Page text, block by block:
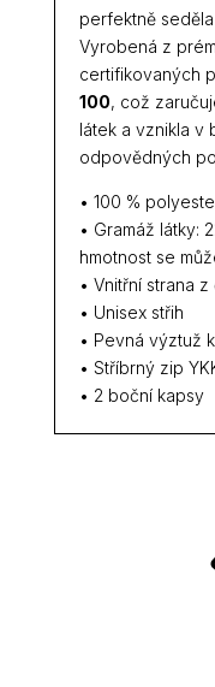
perfektně
Vyrobená z
certifikovaných
100, což
látek a vznikla v
odpovědných
• 100 %
• Gramáž látky:
hmotnost se
• Vnitřní strana
• Unisex střih
• Pevná výztuž
• Stříbrný zip
• 2 boční kapsy